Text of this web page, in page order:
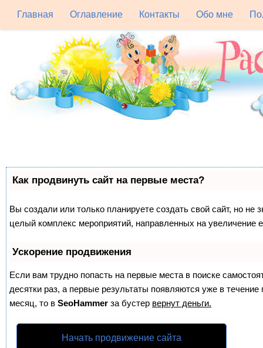
Главная Оглавление Контакты Обо мне
Как продвинуть сайт на первые места?
Вы создали или только планируете создать свой сайт, но не
целый комплекс мероприятий, направленных на увеличение
Ускорение продвижения
Если вам трудно попасть на первые места в поиске
десятки раз, а первые результаты появляются уже в
месяц, то в SeoHammer за бустер вернут деньги.
Начать продвижение сайта